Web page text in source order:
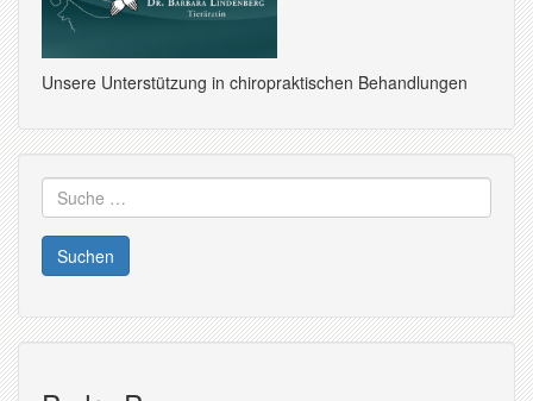
Unsere Unterstützung in chiropraktischen Behandlungen
Suche
nach: